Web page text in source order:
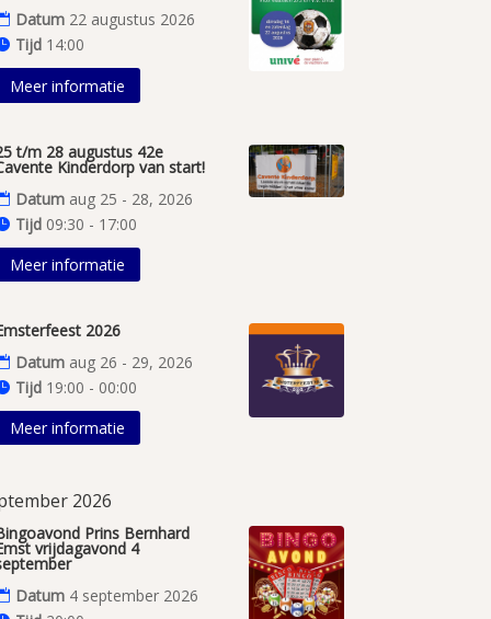
Datum 22 augustus 2026
Tijd 14:00
Meer informatie
t/m 28 augustus 42e
Kinderdorp van start!
Datum aug 25 - 28, 2026
Tijd 09:30 - 17:00
Meer informatie
2026
Datum aug 26 - 29, 2026
Tijd 19:00 - 00:00
Meer informatie
2026
Prins Bernhard
vrijdagavond 4
Datum 4 september 2026